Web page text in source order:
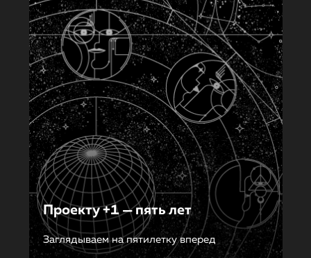
Проекту +1 — пять лет
Заглядываем на пятилетку вперед